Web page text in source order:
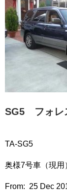
SG5 フォレ
TA-SG5
奥様7号車（現用
From: 25 Dec